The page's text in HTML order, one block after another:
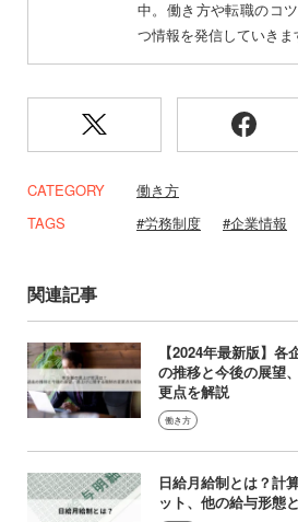
中。働き方や転職のコ
つ情報を発信していきま
CATEGORY
働き方
TAGS
労務制度 企業情報
関連記事
【2024年最新版】
の推移と今後の展望
更点を解説
働き方
日給月給制とは？計
ット、他の給与形態